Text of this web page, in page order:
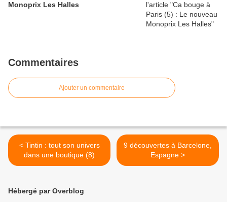
Monoprix Les Halles
Commentaires
Ajouter un commentaire
< Tintin : tout son univers
dans une boutique (8)
9 découvertes à Barcelone,
Espagne >
Hébergé par Overblog